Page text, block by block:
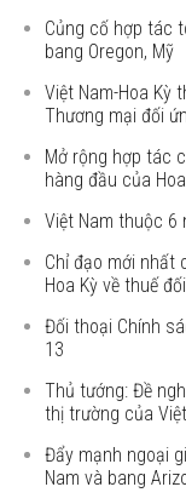
Củng cố hợp tác
bang Oregon, Mỹ
Việt Nam-Hoa Kỳ
Thương mại đối
Mở rộng hợp tác
hàng đầu của
Việt Nam thuộc 6
Chỉ đạo mới nhất
Hoa Kỳ về thuế
Đối thoại Chính
13
Thủ tướng: Đề
thị trường của
Đẩy mạnh ngoại
Nam và bang